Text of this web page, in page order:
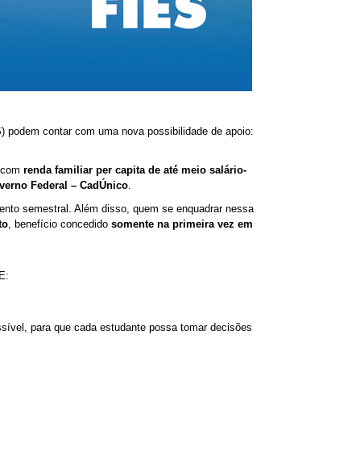
contar com uma nova possibilidade de apoio:
renda familiar per capita de até meio salário-
Federal – CadÚnico.
semestral. Além disso, quem se enquadrar nessa
, benefício concedido somente na primeira vez em
para que cada estudante possa tomar decisões